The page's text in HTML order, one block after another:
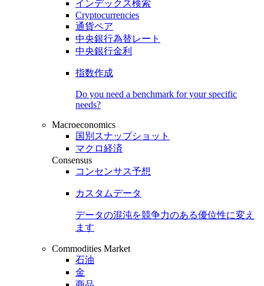
インデックス検索
Cryptocurrencies
通貨ペア
中央銀行為替レート
中央銀行金利
指数作成
Do you need a benchmark for your specific
needs?
Macroeconomics
国別スナップショット
マクロ経済
Consensus
コンセンサス予想
カスタムデータ
データの混沌を競争力のある優位性に変え
ます
Commodities Market
石油
金